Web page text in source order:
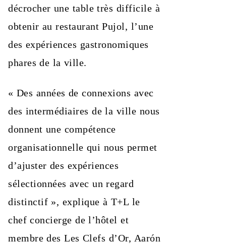
décrocher une table très difficile à
obtenir au restaurant Pujol, l’une
des expériences gastronomiques
phares de la ville.
« Des années de connexions avec
des intermédiaires de la ville nous
donnent une compétence
organisationnelle qui nous permet
d’ajuster des expériences
sélectionnées avec un regard
distinctif », explique à T+L le
chef concierge de l’hôtel et
membre des Les Clefs d’Or, Aarón